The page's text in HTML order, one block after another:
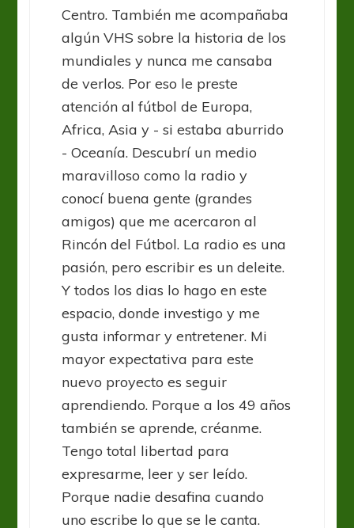
Centro. También me acompañaba
algún VHS sobre la historia de los
mundiales y nunca me cansaba
de verlos. Por eso le preste
atención al fútbol de Europa,
Africa, Asia y - si estaba aburrido
- Oceanía. Descubrí un medio
maravilloso como la radio y
conocí buena gente (grandes
amigos) que me acercaron al
Rincón del Fútbol. La radio es una
pasión, pero escribir es un deleite.
Y todos los dias lo hago en este
espacio, donde investigo y me
gusta informar y entretener. Mi
mayor expectativa para este
nuevo proyecto es seguir
aprendiendo. Porque a los 49 años
también se aprende, créanme.
Tengo total libertad para
expresarme, leer y ser leído.
Porque nadie desafina cuando
uno escribe lo que se le canta.